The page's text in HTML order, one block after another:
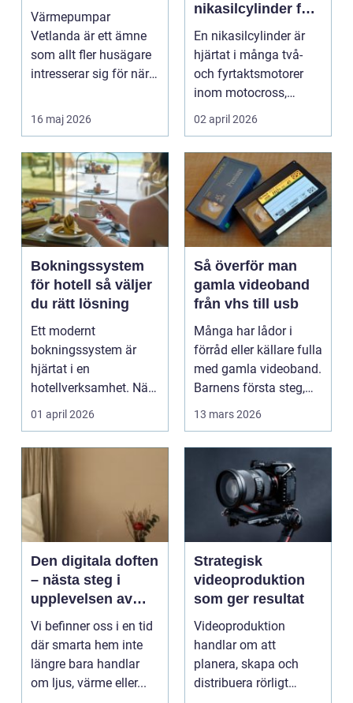
Värmepumpar
Vetlanda är ett ämne
som allt fler husägare
intresserar sig för när
16 maj 2026
nikasilcylinder för
motorcykel och
snöskoter
En nikasilcylinder är
hjärtat i många två-
och fyrtaktsmotorer
inom motocross,
enduro och
snöskoter....
02 april 2026
Bokningssystem
för hotell så väljer
du rätt lösning
Ett modernt
bokningssystem är
hjärtat i en
hotellverksamhet. När
bokningar,
incheckning,
betalningar...
01 april 2026
Så överför man
gamla videoband
från vhs till usb
Många har lådor i
förråd eller källare fulla
med gamla videoband.
Barnens första steg,
släktkalas, s...
13 mars 2026
Den digitala doften
– nästa steg i
upplevelsen av
smarta hem
Vi befinner oss i en tid
där smarta hem inte
längre bara handlar
om ljus, värme eller...
Strategisk
videoproduktion
som ger resultat
Videoproduktion
handlar om att
planera, skapa och
distribuera rörligt